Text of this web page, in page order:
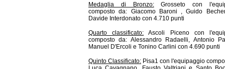
Medaglia di Bronzo:Grosseto con
composto da: Giacomo Baroni , Guido
Davide Interdonato con 4.710 punti
Quarto classificato: Ascoli Piceno con
composto da: Alessandro Radaelli, Antonio
Manuel D'Ercoli e Tonino Carlini con 4.690 punti
Quinto Classificato: Pisa1 con l'equipaggio